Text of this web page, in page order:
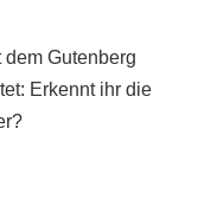
Gutenberg
Erkennt ihr die